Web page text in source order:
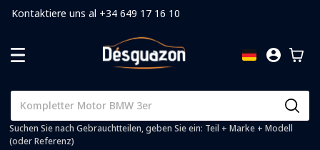
Kontaktiere uns al +34 649 17 16 10
Suchen Sie nach Gebrauchtteilen, geben Sie ein: Teil + Marke + Modell
(oder Referenz)